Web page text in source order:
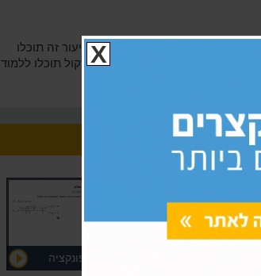
נדאג שתגיעו מוכנים לבחינה! בשיעור זה תוכלו
תרגול במגוון נושאים אשר קשורים למתמטיקה 4 לבגרות. אין צורך לשלם למורים פרטיים, בוואלה! סקול תוכלו ללמוד
חקירה מלאה של פונקציה
X